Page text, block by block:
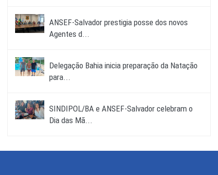
ANSEF-Salvador prestigia posse dos novos
Agentes d...
Delegação Bahia inicia preparação da Natação
para...
SINDIPOL/BA e ANSEF-Salvador celebram o
Dia das Mã...